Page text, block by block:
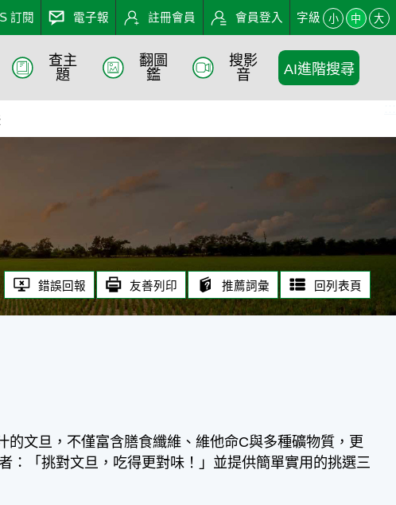
訂閱 電子報 註冊會員 會員登入 字級 小 中 大
查主
題
翻圖
鑑
搜影
音
AI進階搜尋
錯誤回報 友善列印 推薦詞彙 回列表頁
文旦，不僅富含膳食纖維、維他命C與多種礦物質，更
：「挑對文旦，吃得更對味！」並提供簡單實用的挑選三